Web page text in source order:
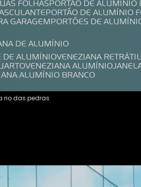
FOLHAS PORTÃO DE
PORTÃO DE ALUMÍNIO
GARAGEM PORTÕES DE
DE ALUMÍNIO
DE ALUMÍNIO VENEZIANA RETRÁTIL
VENEZIANA ALUMÍNIO
ALUMÍNIO BRANCO
rio das pedras